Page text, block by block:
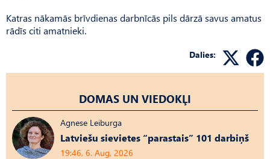
Katras nākamās brīvdienas darbnīcās pils dārzā savus amatus
rādīs citi amatnieki.
Dalies:
DOMAS UN VIEDOKĻI
Agnese Leiburga
Latviešu sievietes “parastais” 101 darbiņš
19:46, 6. Aug, 2026